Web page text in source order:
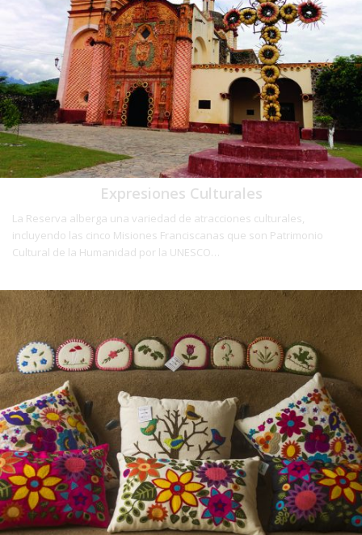
Expresiones Culturales
La Reserva alberga una variedad de atracciones culturales,
incluyendo las cinco Misiones Franciscanas que son Patrimonio
Cultural de la Humanidad por la UNESCO…